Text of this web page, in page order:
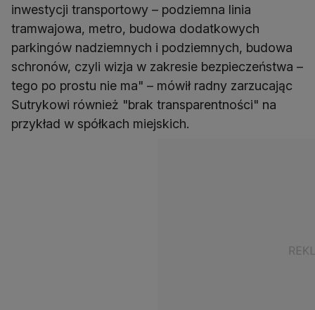
inwestycji transportowy – podziemna linia
tramwajowa, metro, budowa dodatkowych
parkingów nadziemnych i podziemnych, budowa
schronów, czyli wizja w zakresie bezpieczeństwa –
tego po prostu nie ma" – mówił radny zarzucając
Sutrykowi również "brak transparentności" na
przykład w spółkach miejskich.